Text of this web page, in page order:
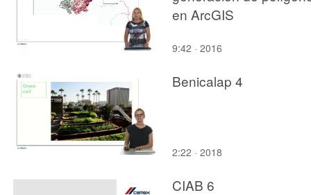
en ArcGIS
9:42 · 2016
Benicalap 4
2:22 · 2018
CIAB 6